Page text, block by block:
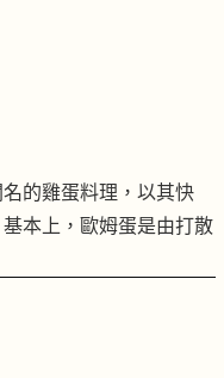
的雞蛋料理，以其快
本上，歐姆蛋是由打散